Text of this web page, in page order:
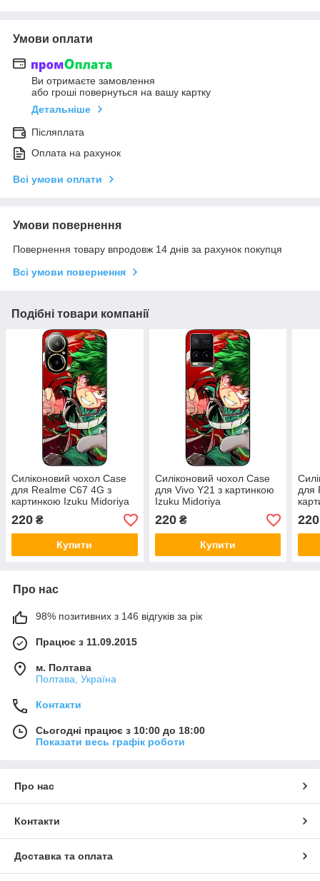
Умови оплати
Ви отримаєте замовлення
або гроші повернуться на вашу картку
Детальніше
Післяплата
Оплата на рахунок
Всі умови оплати
Умови повернення
Повернення товару впродовж 14 днів за рахунок покупця
Всі умови повернення
Подібні товари компанії
Силіконовий чохол Case
для Realme C67 4G з
картинкою Izuku Midoriya
220 ₴
Купити
Силіконовий чохол Case
для Vivo Y21 з картинкою
Izuku Midoriya
220₴
Купити
для
220
Про нас
98% позитивних з 146 відгуків за рік
Працює з 11.09.2015
м. Полтава
Полтава, Україна
Контакти
Сьогодні працює з 10:00 до 18:00
Показати весь графік роботи
Про нас
Контакти
Доставка та оплата